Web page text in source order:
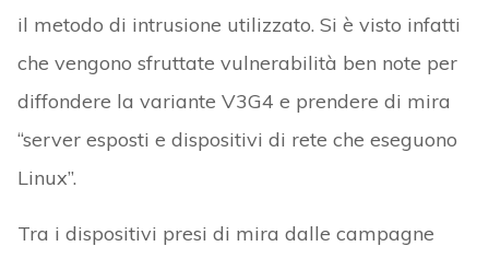
il metodo di intrusione utilizzato. Si è visto infatti
che vengono sfruttate vulnerabilità ben note per
diffondere la variante V3G4 e prendere di mira
“server esposti e dispositivi di rete che eseguono
Linux”.
Tra i dispositivi presi di mira dalle campagne